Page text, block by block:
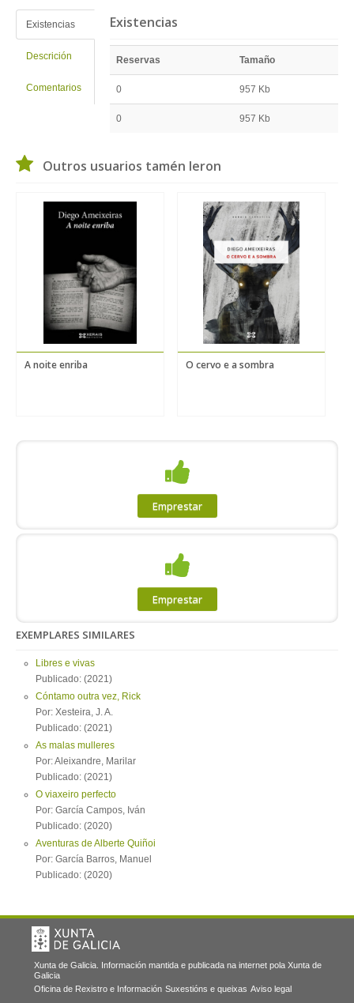
Existencias
Descrición
Comentarios
Existencias
Reservas Tamaño
0 957 Kb
0 957 Kb
Outros usuarios tamén leron
A noite enriba O cervo e a sombra
Emprestar
Emprestar
EXEMPLARES SIMILARES
Libres e vivas
Publicado: (2021)
Cóntamo outra vez, Rick
Por: Xesteira, J. A.
Publicado: (2021)
As malas mulleres
Por: Aleixandre, Marilar
Publicado: (2021)
O viaxeiro perfecto
Por: García Campos, Iván
Publicado: (2020)
Aventuras de Alberte Quiñoi
Por: García Barros, Manuel
Publicado: (2020)
Xunta de Galicia. Información mantida e publicada na internet pola Xunta de
Galicia
Oficina de Rexistro e Información Suxestións e queixas Aviso legal